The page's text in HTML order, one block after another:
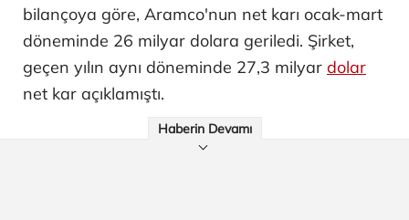
bilançoya göre, Aramco'nun net karı ocak-mart
döneminde 26 milyar dolara geriledi. Şirket,
geçen yılın aynı döneminde 27,3 milyar dolar
net kar açıklamıştı.
Haberin Devamı